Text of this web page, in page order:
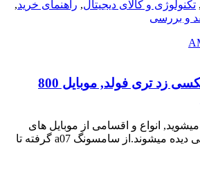
, تکنولوژی و کالای دیجیتال, راهنمای خرید,
و بررسی
نگاهی اجمالی به گلکسی زد تری فولد, موبایل 800
انواع و اقسامی از موبایل های
مختلف در حال خود نمایی دیده میشوند.از سامسونگ a07 گرفته تا